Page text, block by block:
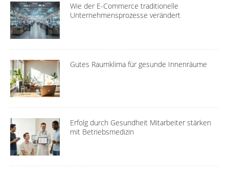
Wie der E-Commerce traditionelle
Unternehmensprozesse verändert
Gutes Raumklima für gesunde Innenräume
Erfolg durch Gesundheit Mitarbeiter stärken
mit Betriebsmedizin